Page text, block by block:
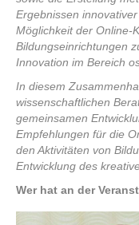
Ergebnissen
Möglichkeit der Online-
Bildungseinrichtungen
Innovation im Bereich
In diesem
wissenschaftlichen
gemeinsamen
Empfehlungen für die
den Aktivitäten von
Entwicklung des
Wer hat an der